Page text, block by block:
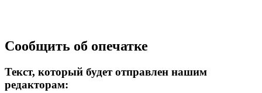
Сообщить об опечатке
Текст, который будет отправлен нашим
редакторам: